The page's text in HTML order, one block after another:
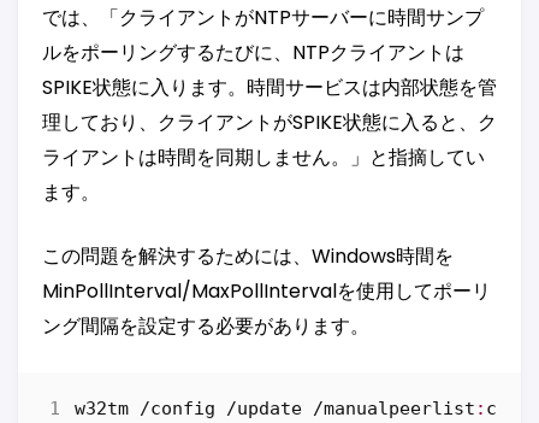
では、「クライアントがNTPサーバーに時間サンプ
ルをポーリングするたびに、NTPクライアントは
SPIKE状態に入ります。時間サービスは内部状態を管
理しており、クライアントがSPIKE状態に入ると、ク
ライアントは時間を同期しません。」と指摘してい
ます。
この問題を解決するためには、Windows時間を
MinPollInterval/MaxPollIntervalを使用してポーリ
ング間隔を設定する必要があります。
w32tm /config /update /manualpeerlist : cn